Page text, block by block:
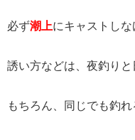
必ず潮上にキャストしな
誘い方などは、夜釣りと
もちろん、同じでも釣れ